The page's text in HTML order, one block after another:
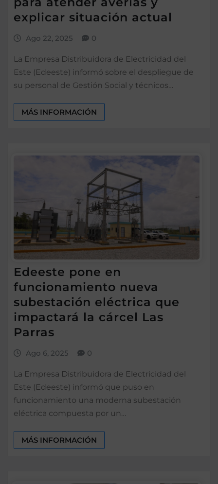
explicar situación actual
Ago 22, 2025 0
La Empresa Distribuidora de Electricidad del
Este (Edeeste) informó sobre el despliegue de
su personal de Gestión Social y técnicos…
MÁS INFORMACIÓN
Edeeste pone en
funcionamiento nueva
subestación eléctrica que
impactará la cárcel Las
Parras
Ago 6, 2025 0
La Empresa Distribuidora de Electricidad del
Este (Edeeste) informó que puso en
funcionamiento una moderna subestación
eléctrica compuesta por un…
MÁS INFORMACIÓN